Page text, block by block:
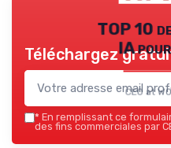
TOP 10
IA
CEO at
Téléchargez
* En remplissant ce
des fins commerciales par